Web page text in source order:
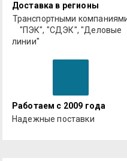
Доставка в регионы
Транспортными
"ПЭК", "СДЭК", "Деловые
линии"
Работаем с 2009 года
Надежные поставки